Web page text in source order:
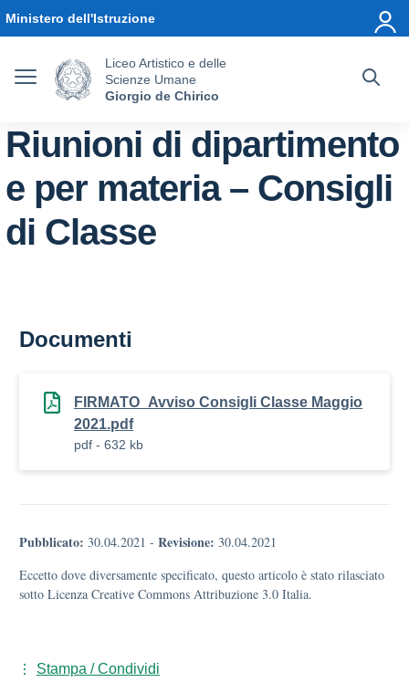
Ministero dell'Istruzione
Liceo Artistico e delle
Scienze Umane
Giorgio de Chirico
Riunioni di dipartimento
e per materia – Consigli
di Classe
Documenti
FIRMATO_Avviso Consigli Classe Maggio
2021.pdf
pdf - 632 kb
Pubblicato: 30.04.2021 - Revisione: 30.04.2021
Eccetto dove diversamente specificato, questo articolo è stato rilasciato
sotto Licenza Creative Commons Attribuzione 3.0 Italia.
Stampa / Condividi